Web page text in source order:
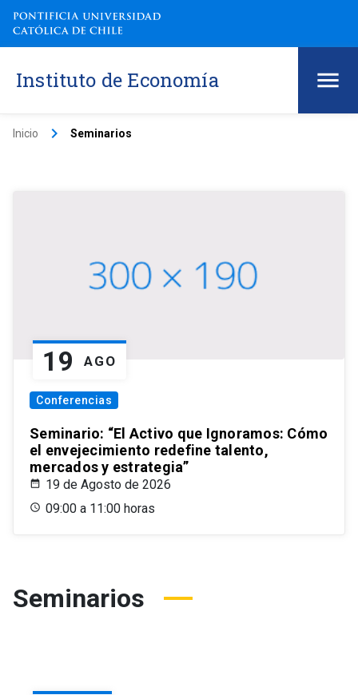
Instituto de Economía
Inicio keyboard_arrow_right Seminarios
19 AGO
Conferencias
Seminario: “El Activo que Ignoramos: Cómo
el envejecimiento redefine talento,
mercados y estrategia”
19 de Agosto de 2026
09:00 a 11:00 horas
Seminarios